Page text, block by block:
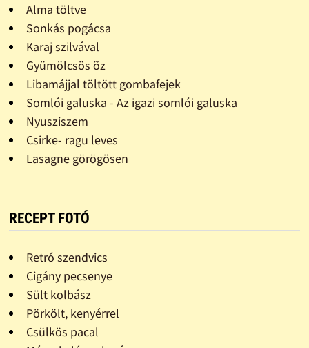
Alma töltve
Sonkás pogácsa
Karaj szilvával
Gyümölcsös õz
Libamájjal töltött gombafejek
Somlói galuska - Az igazi somlói galuska
Nyusziszem
Csirke- ragu leves
Lasagne görögösen
RECEPT FOTÓ
Retró szendvics
Cigány pecsenye
Sült kolbász
Pörkölt, kenyérrel
Csülkös pacal